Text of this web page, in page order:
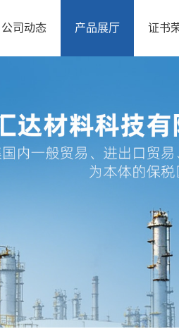
公司动态 产品展厅 证书